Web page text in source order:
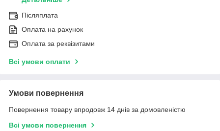
Післяплата
Оплата на рахунок
Оплата за реквізитами
Всі умови оплати
Умови повернення
Повернення товару впродовж 14 днів за домовленістю
Всі умови повернення